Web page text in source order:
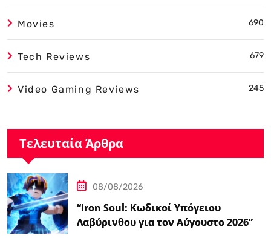
Movies 690
Tech Reviews 679
Video Gaming Reviews 245
Τελευταία Άρθρα
08/08/2026
“Iron Soul: Κωδικοί Υπόγειου
Λαβύρινθου για τον Αύγουστο 2026”